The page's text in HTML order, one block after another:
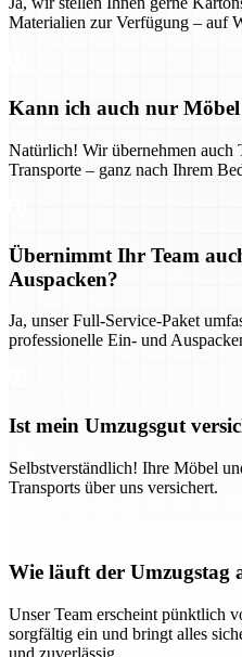
Materialien zur Verfügung – auf
Kann ich auch nur Möbel
Natürlich! Wir übernehmen auch
Transporte – ganz nach Ihrem
Übernimmt Ihr Team
Auspacken?
Ja, unser Full-Service-Paket
professionelle Ein- und
Ist mein Umzugsgut
Selbstverständlich! Ihre Möbel
Transports über uns versichert.
Wie läuft der Umzugstag
Unser Team erscheint pünktlich
sorgfältig ein und bringt alles